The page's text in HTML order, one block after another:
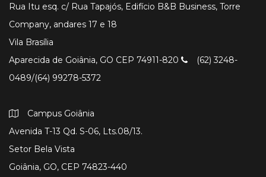
Rua Itu esq. c/ Rua Tapajós, Edifício B&B Business, Torre
Company, andares 17 e 18
Vila Brasília
Aparecida de Goiânia, GO CEP 74911-820
(62) 3248-
0489/(64) 99278-5372
Campus Goiânia
Avenida T-13 Qd. S-06, Lts.08/13.
Setor Bela Vista
Goiânia, GO, CEP 74823-440